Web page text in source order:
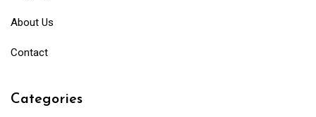
About Us
Contact
Categories